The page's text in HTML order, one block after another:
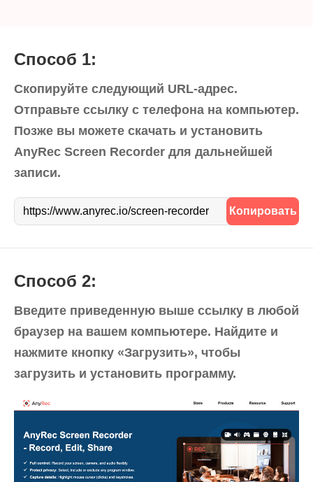
Способ 1:
Скопируйте следующий URL-адрес.
Отправьте ссылку с телефона на компьютер.
Позже вы можете скачать и установить
AnyRec Screen Recorder для дальнейшей
записи.
https://www.anyrec.io/screen-recorder Копировать
Способ 2:
Введите приведенную выше ссылку в любой
браузер на вашем компьютере. Найдите и
нажмите кнопку «Загрузить», чтобы
загрузить и установить программу.